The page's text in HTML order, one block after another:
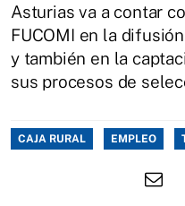
Asturias va a contar
FUCOMI en la
y también en la
sus procesos de
CAJA RURAL EMPLEO